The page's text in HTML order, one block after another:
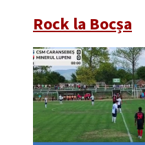
Rock la Bocșa